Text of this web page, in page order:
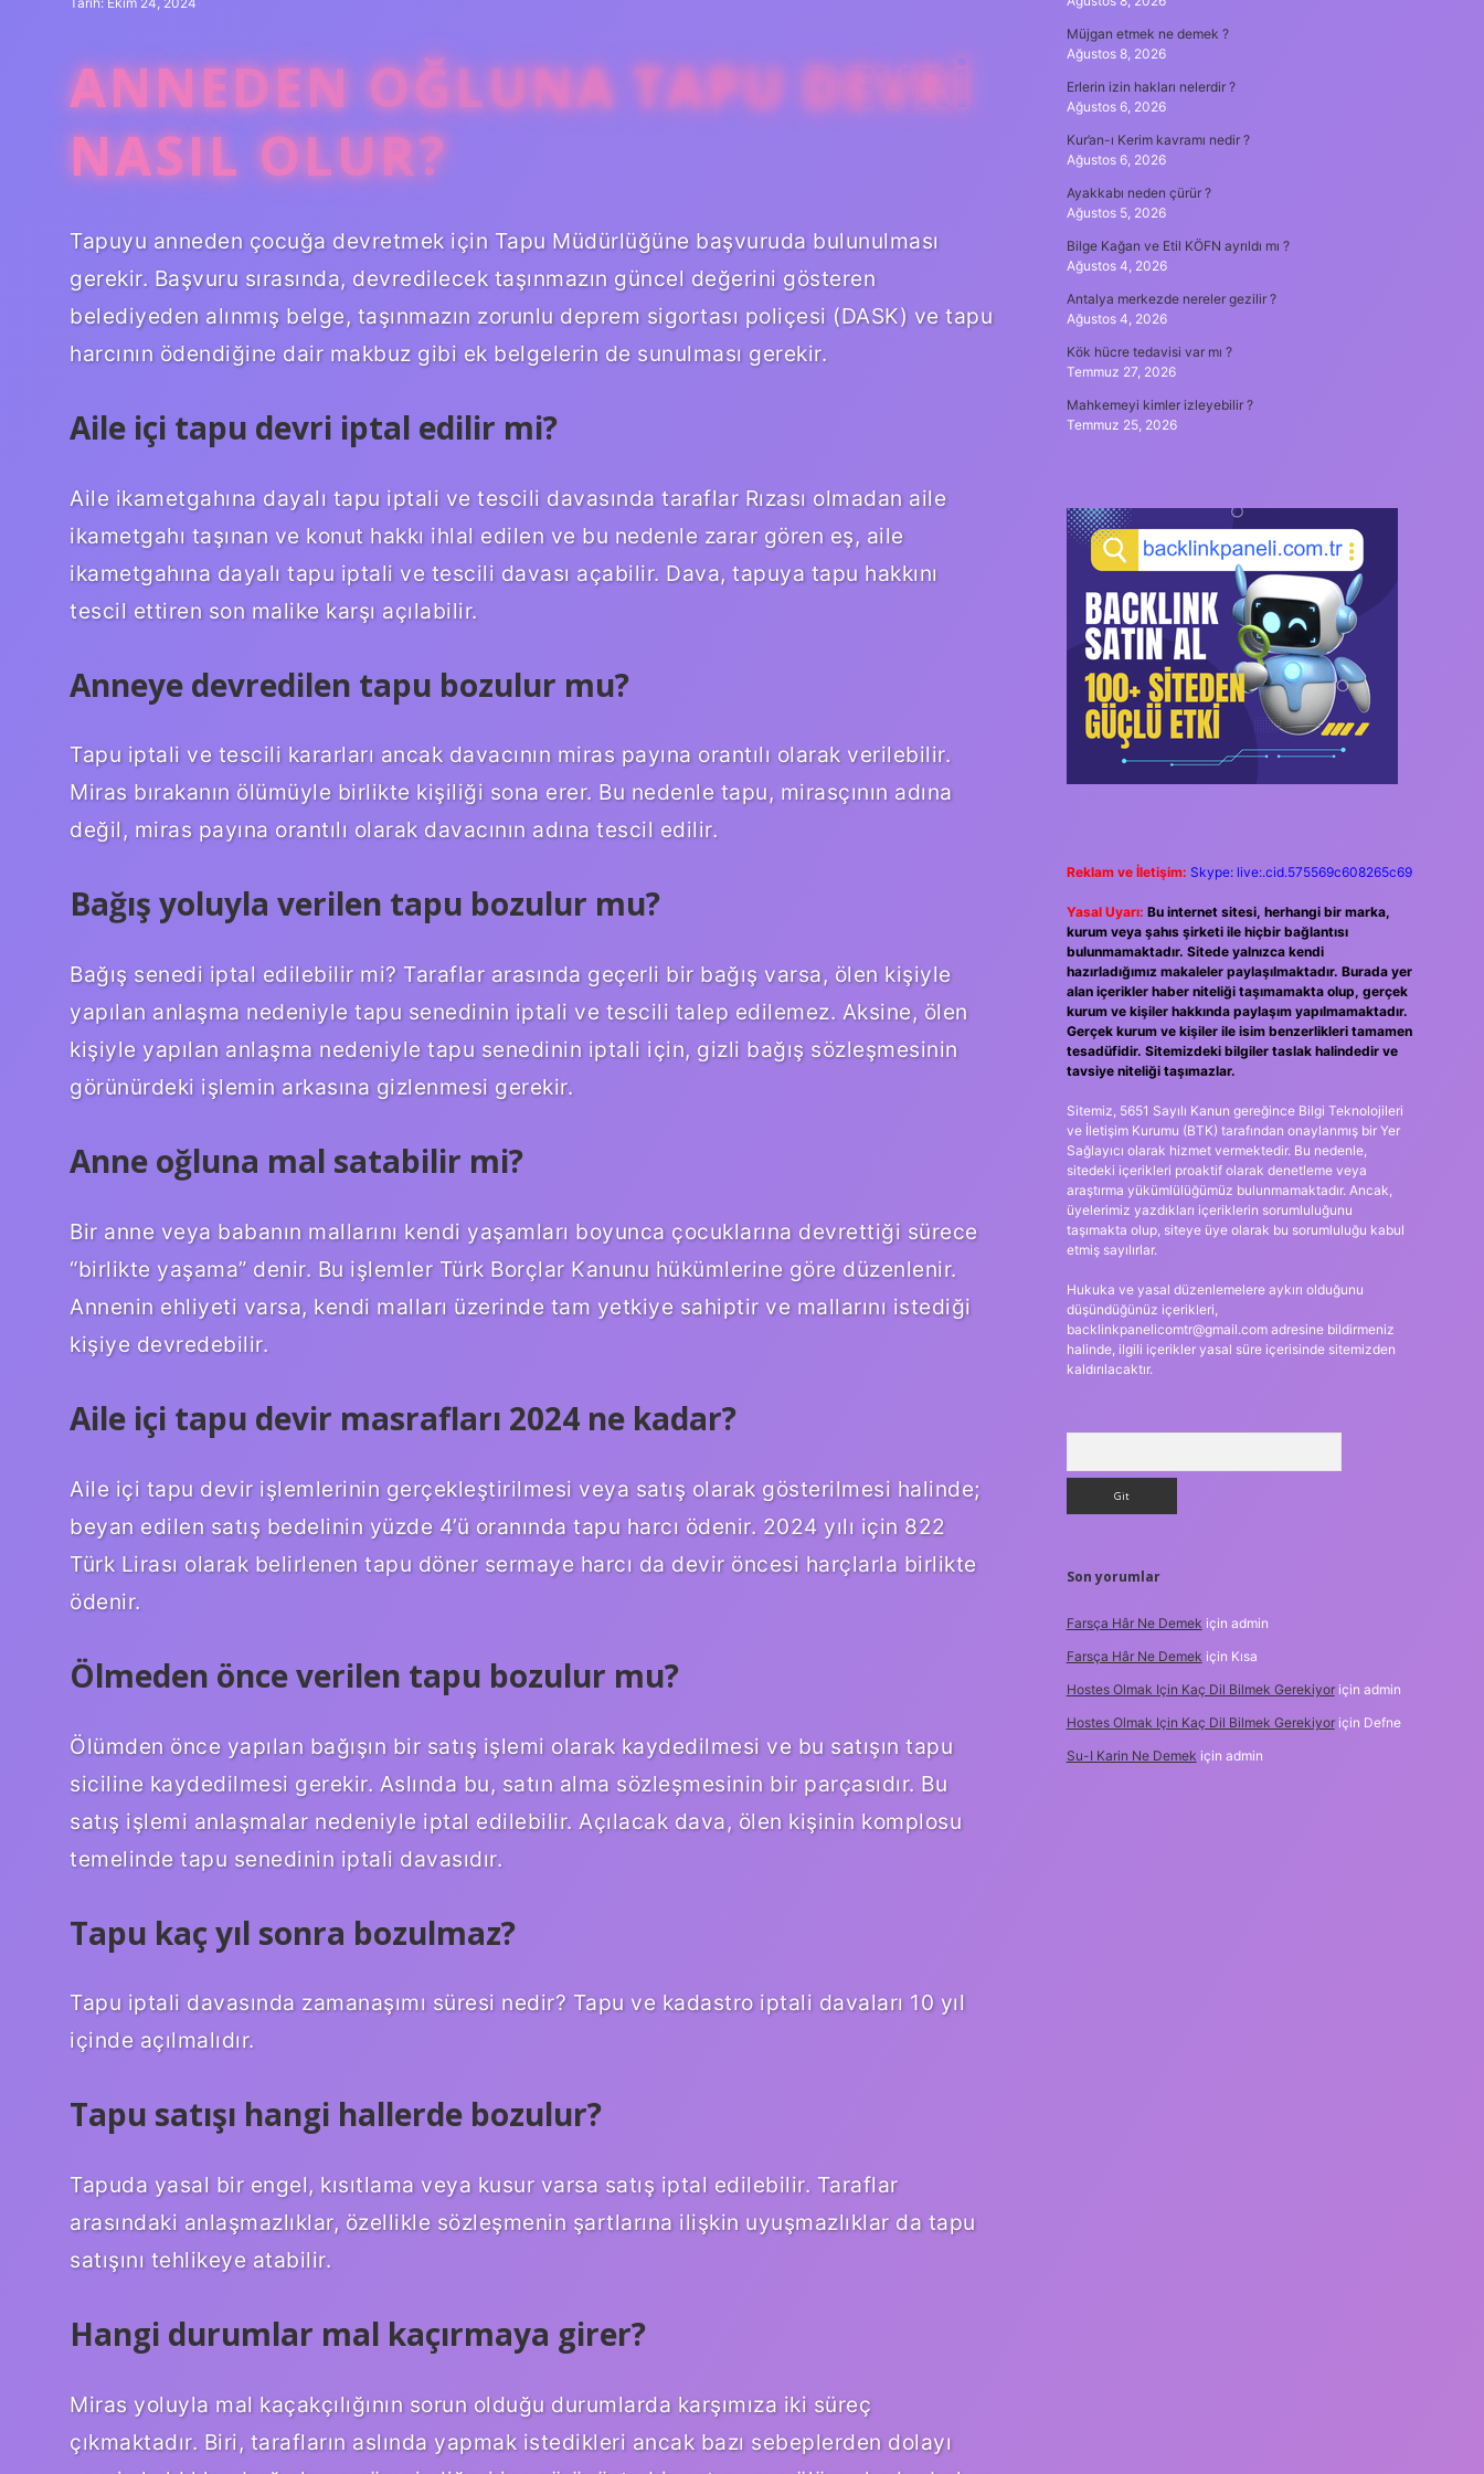
ANNEDEN OĞLUNA TAPU DEVRI
NASIL OLUR?
Tapuyu anneden çocuğa devretmek için Tapu Müdürlüğüne başvuruda bulunulması
gerekir. Başvuru sırasında, devredilecek taşınmazın güncel değerini gösteren
belediyeden alınmış belge, taşınmazın zorunlu deprem sigortası poliçesi (DASK) ve tapu
harcının ödendiğine dair makbuz gibi ek belgelerin de sunulması gerekir.
Aile içi tapu devri iptal edilir mi?
Aile ikametgahına dayalı tapu iptali ve tescili davasında taraflar Rızası olmadan aile
ikametgahı taşınan ve konut hakkı ihlal edilen ve bu nedenle zarar gören eş, aile
ikametgahına dayalı tapu iptali ve tescili davası açabilir. Dava, tapuya tapu hakkını
tescil ettiren son malike karşı açılabilir.
Anneye devredilen tapu bozulur mu?
Tapu iptali ve tescili kararları ancak davacının miras payına orantılı olarak verilebilir.
Miras bırakanın ölümüyle birlikte kişiliği sona erer. Bu nedenle tapu, mirasçının adına
değil, miras payına orantılı olarak davacının adına tescil edilir.
Bağış yoluyla verilen tapu bozulur mu?
Bağış senedi iptal edilebilir mi? Taraflar arasında geçerli bir bağış varsa, ölen kişiyle
yapılan anlaşma nedeniyle tapu senedinin iptali ve tescili talep edilemez. Aksine, ölen
kişiyle yapılan anlaşma nedeniyle tapu senedinin iptali için, gizli bağış sözleşmesinin
görünürdeki işlemin arkasına gizlenmesi gerekir.
Anne oğluna mal satabilir mi?
Bir anne veya babanın mallarını kendi yaşamları boyunca çocuklarına devrettiği sürece
“birlikte yaşama” denir. Bu işlemler Türk Borçlar Kanunu hükümlerine göre düzenlenir.
Annenin ehliyeti varsa, kendi malları üzerinde tam yetkiye sahiptir ve mallarını istediği
kişiye devredebilir.
Aile içi tapu devir masrafları 2024 ne kadar?
Aile içi tapu devir işlemlerinin gerçekleştirilmesi veya satış olarak gösterilmesi halinde;
beyan edilen satış bedelinin yüzde 4’ü oranında tapu harcı ödenir. 2024 yılı için 822
Türk Lirası olarak belirlenen tapu döner sermaye harcı da devir öncesi harçlarla birlikte
ödenir.
Ölmeden önce verilen tapu bozulur mu?
Ölümden önce yapılan bağışın bir satış işlemi olarak kaydedilmesi ve bu satışın tapu
siciline kaydedilmesi gerekir. Aslında bu, satın alma sözleşmesinin bir parçasıdır. Bu
satış işlemi anlaşmalar nedeniyle iptal edilebilir. Açılacak dava, ölen kişinin komplosu
temelinde tapu senedinin iptali davasıdır.
Tapu kaç yıl sonra bozulmaz?
Tapu iptali davasında zamanaşımı süresi nedir? Tapu ve kadastro iptali davaları 10 yıl
içinde açılmalıdır.
Tapu satışı hangi hallerde bozulur?
Tapuda yasal bir engel, kısıtlama veya kusur varsa satış iptal edilebilir. Taraflar
arasındaki anlaşmazlıklar, özellikle sözleşmenin şartlarına ilişkin uyuşmazlıklar da tapu
satışını tehlikeye atabilir.
Hangi durumlar mal kaçırmaya girer?
Miras yoluyla mal kaçakçılığının sorun olduğu durumlarda karşımıza iki süreç
çıkmaktadır. Biri, tarafların aslında yapmak istedikleri ancak bazı sebeplerden dolayı
Müjgan etmek ne demek ?
Ağustos 8, 2026
Erlerin izin hakları nelerdir ?
Ağustos 6, 2026
Kur’an-ı Kerim kavramı nedir ?
Ağustos 6, 2026
Ayakkabı neden çürür ?
Ağustos 5, 2026
Bilge Kağan ve Etil KÖFN ayrıldı mı ?
Ağustos 4, 2026
Antalya merkezde nereler gezilir ?
Ağustos 4, 2026
Kök hücre tedavisi var mı ?
Temmuz 27, 2026
Mahkemeyi kimler izleyebilir ?
Temmuz 25, 2026
Reklam ve İletişim: Skype: live:.cid.575569c608265c69
Yasal Uyarı: Bu internet sitesi, herhangi bir marka,
kurum veya şahıs şirketi ile hiçbir bağlantısı
bulunmamaktadır. Sitede yalnızca kendi
hazırladığımız makaleler paylaşılmaktadır. Burada yer
alan içerikler haber niteliği taşımamakta olup, gerçek
kurum ve kişiler hakkında paylaşım yapılmamaktadır.
Gerçek kurum ve kişiler ile isim benzerlikleri tamamen
tesadüfidir. Sitemizdeki bilgiler taslak halindedir ve
tavsiye niteliği taşımazlar.
Sitemiz, 5651 Sayılı Kanun gereğince Bilgi Teknolojileri
ve İletişim Kurumu (BTK) tarafından onaylanmış bir Yer
Sağlayıcı olarak hizmet vermektedir. Bu nedenle,
sitedeki içerikleri proaktif olarak denetleme veya
araştırma yükümlülüğümüz bulunmamaktadır. Ancak,
üyelerimiz yazdıkları içeriklerin sorumluluğunu
taşımakta olup, siteye üye olarak bu sorumluluğu kabul
etmiş sayılırlar.
Hukuka ve yasal düzenlemelere aykırı olduğunu
düşündüğünüz içerikleri,
backlinkpanelicomtr@gmail.comadresine bildirmeniz
halinde, ilgili içerikler yasal süre içerisinde sitemizden
kaldırılacaktır.
Son yorumlar
Farsça Hâr Ne Demek için admin
Farsça Hâr Ne Demek için Kısa
Hostes Olmak Için Kaç Dil Bilmek Gerekiyoriçin admin
Hostes Olmak Için Kaç Dil Bilmek Gerekiyoriçin Defne
Su-I Karin Ne Demek için admin